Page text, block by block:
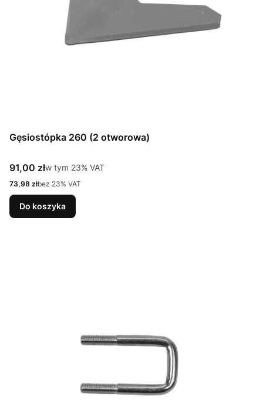
Gęsiostópka 260 (2 otworowa)
Cena brutto
91,00 złw tym %s VAT
w tym 23% VAT
Cena netto
73,98 złbez 23% VAT
Do koszyka